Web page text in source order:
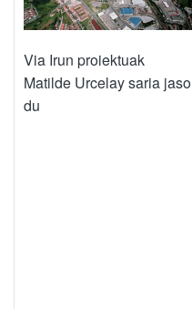
Via Irun proiektuak
Matilde Urcelay saria jaso
du